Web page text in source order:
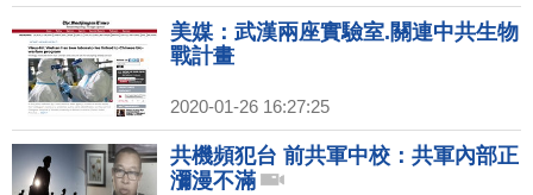
美媒：武漢兩座實驗室.關連中共生物
戰計畫
2020-01-26 16:27:25
共機頻犯台 前共軍中校：共軍內部正
瀰漫不滿